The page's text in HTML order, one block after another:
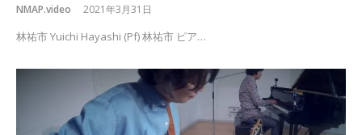
NMAP.video 2021年3月31日
林祐市 Yuichi Hayashi (Pf) 林祐市 ピア…